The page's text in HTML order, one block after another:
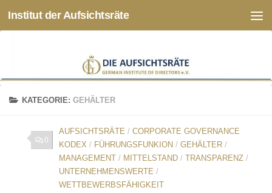
Zum Inhalt springen
Institut der Aufsichtsräte
KATEGORIE:GEHÄLTER
0
AUFSICHTSRÄTE / CORPORATE GOVERNANCE
KODEX / FÜHRUNGSFUNKION / GEHÄLTER /
MANAGEMENT / MITTELSTAND / TRANSPARENZ /
UNTERNEHMENSWERTE /
WETTBEWERBSFÄHIGKEIT